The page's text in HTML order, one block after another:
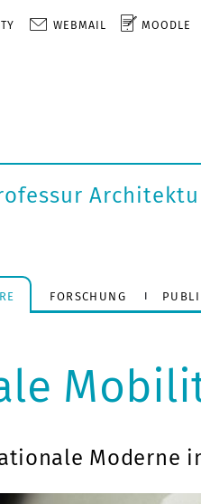
WEBMAIL MOODLE
FORSCHUNG
Moderne